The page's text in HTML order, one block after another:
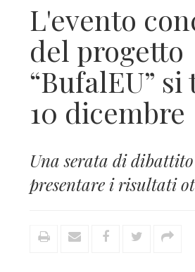
L'evento
del progetto
“BufalEU”
10 dicembre
Una serata di
presentare i risultati